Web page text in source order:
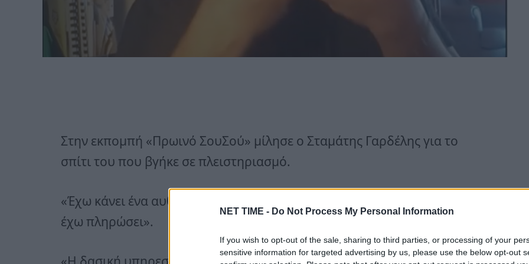
NET TIME - Do Not Process My Personal Information
If you wish to opt-out of the sale, sharing to third parties, or processing of your
sensitive information for targeted advertising by us, please use the below opt-out
Στην εκπομπή «Πρωινό ΣουΣού» μίλησε ο Σταμάτης Γαρδέλης για το
σπίτι του που βγήκε σε πλειστηριασμό.
«Έχω κάνει ένα αυθαίρετο, το οποίο το έχω τακτοποιήσει με νόμο, το
έχω πληρώσει».